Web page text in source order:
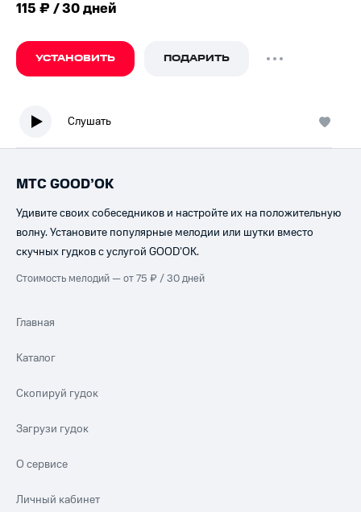
115 ₽ / 30 дней
УСТАНОВИТЬ ПОДАРИТЬ
Слушать
МТС GOOD’OK
Удивите своих собеседников и настройте их на положительную
волну. Установите популярные мелодии или шутки вместо
скучных гудков с услугой GOOD’OK.
Стоимость мелодий — от 75 ₽ / 30 дней
Главная
Каталог
Скопируй гудок
Загрузи гудок
О сервисе
Личный кабинет